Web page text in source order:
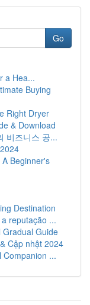
Go
a Hea...
Buying
Right Dryer
& Download
비즈니스 공...
Beginner's
Destination
reputação ...
Gradual Guide
Cập nhật 2024
Companion ...